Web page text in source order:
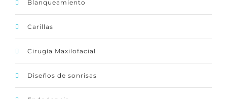
Blanqueamiento
Carillas
Cirugía Maxilofacial
Diseños de sonrisas